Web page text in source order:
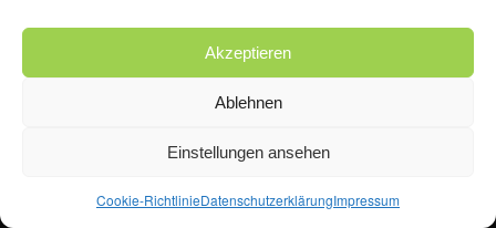
Akzeptieren
Ablehnen
Einstellungen ansehen
Cookie-RichtlinieDatenschutzerklärungImpressum
Klicke hier, um Marketing-Cookies zu